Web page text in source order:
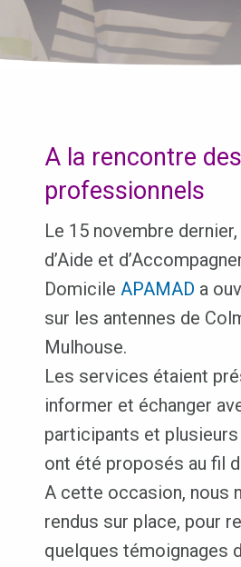
A la rencontre des
professionnels
Le 15 novembre
d’Aide et
Domicile APAMAD a
sur les antennes de
Mulhouse.
Les services étaient
informer et échanger
participants et plusieurs
ont été proposés au fil
A cette occasion, nous
rendus sur place, pour
quelques témoignages